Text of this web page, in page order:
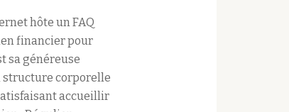
hôte un FAQ
financier pour
sa généreuse
structure corporelle
accueillir